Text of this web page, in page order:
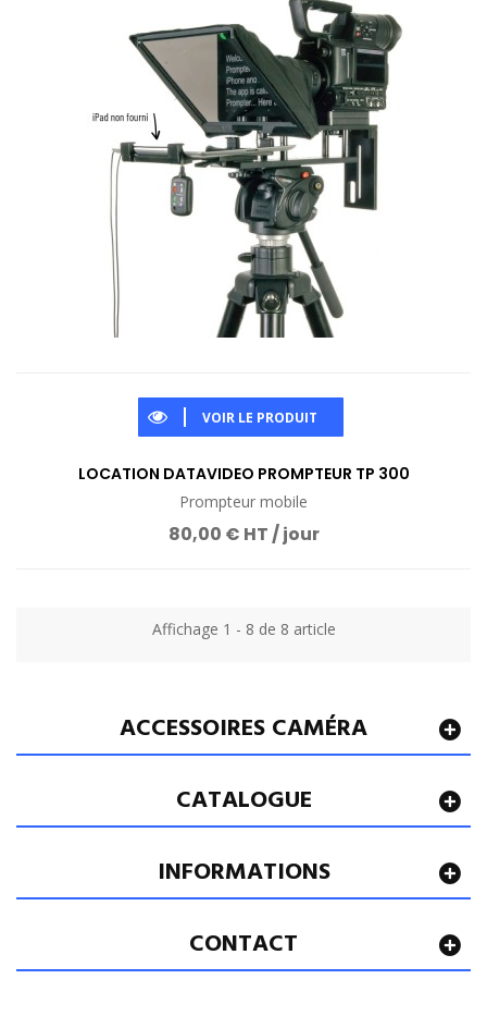
ACCESSOIRES CAMÉRA
CATALOGUE
INFORMATIONS
CONTACT
VOIR LE PRODUIT
LOCATION DATAVIDEO PROMPTEUR TP 300
Prompteur mobile
80,00 € HT / jour
Affichage 1 - 8 de 8 article